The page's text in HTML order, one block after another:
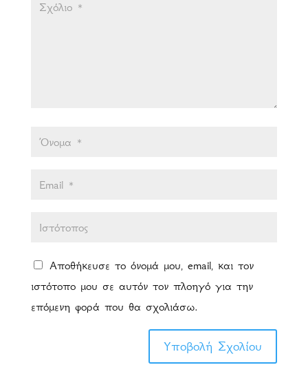
Αποθήκευσε το όνομά μου, email, και τον
ιστότοπο μου σε αυτόν τον πλοηγό για την
επόμενη φορά που θα σχολιάσω.